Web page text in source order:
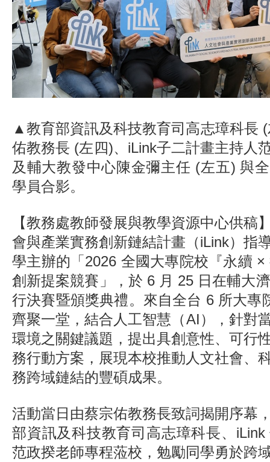
▲教育部資訊及科技教育司高志璋科長
佑教務長 (左四)、iLink子二計畫主持人
及輔大教發中心陳金彌主任 (左五) 與
學員合影。
【教務處教師發展與教學資源中心供稿
會與產業實務創新鏈結計畫（iLink）指
學主辦的「2026 全國大專院校『永續
創新提案競賽」，於 6 月 25 日在輔大
行決賽暨頒獎典禮。來自全台 6 所大專
齊聚一堂，結合人工智慧（AI），針對
環境之關鍵議題，提出具創意性、可行
務行動方案，展現本校推動人文社會、
務跨域鏈結的豐碩成果。
活動當日由蔡宗佑教務長致詞揭開序幕
部資訊及科技教育司高志璋科長、
范政揆老師專程蒞校，勉勵同學勇於跨